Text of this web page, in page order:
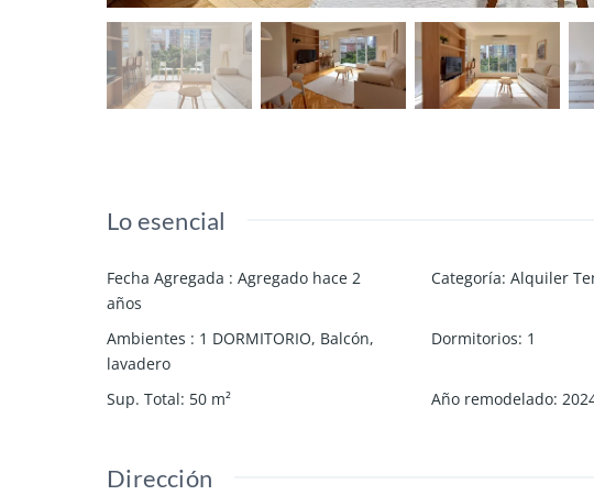
Lo esencial
Fecha Agregada : Agregado hace 2
años
Categoría: Alquiler
Ambientes : 1 DORMITORIO, Balcón,
lavadero
Dormitorios: 1
Sup. Total: 50 m² Año remodelado:
Dirección